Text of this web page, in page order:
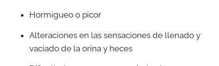
Hormigueo o picor
Alteraciones en las sensaciones de llenado y
vaciado de la orina y heces